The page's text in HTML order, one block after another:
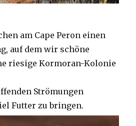
am Cape Peron einen
auf dem wir schöne
riesige Kormoran-Kolonie
Strömungen
Futter zu bringen.